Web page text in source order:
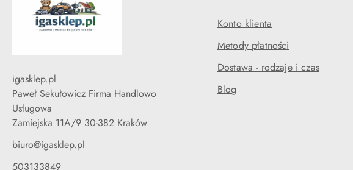
igasklep.pl
Paweł Sekułowicz Firma Handlowo
Usługowa
Zamiejska 11A/9 30-382 Kraków
biuro@igasklep.pl
503133849
Konto klienta
Metody płatności
Dostawa - rodzaje i czas
Blog